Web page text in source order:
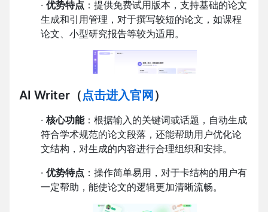
· 优势特点 ：提供免费试用版本，支持基础的论文
生成和引用管理，对于撰写较短的论文，如课程
论文、小型研究报告等较为适用。
AI Writer （点击进入官网 ）
· 核心功能：根据输入的关键词或话题，自动生成
符合学术规范的论文段落，还能帮助用户优化论
文结构，对生成的内容进行合理组织和安排。
· 优势特点 ：操作简单易用，对于卡结构的用户有
一定帮助，能使论文的逻辑更加清晰流畅。